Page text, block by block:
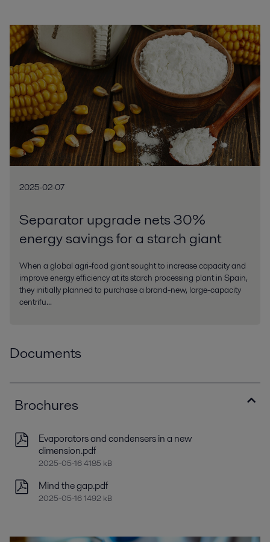
2025-02-07
Separator upgrade nets 30%
energy savings for a starch giant
When a global agri-food giant sought to increase capacity and
improve energy efficiency at its starch processing plant in Spain,
they initially planned to purchase a brand-new, large-capacity
centrifu...
Documents
Brochures
Evaporators and condensers in a new
dimension.pdf
2025-05-16 4185 kB
Mind the gap.pdf
2025-05-16 1492 kB